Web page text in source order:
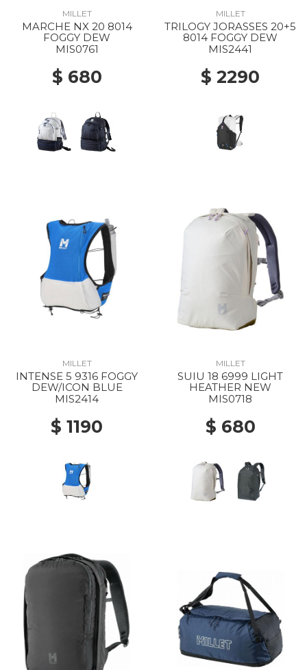
MILLET
MARCHE NX 20 8014
FOGGY DEW
MIS0761
$ 680
MILLET
TRILOGY JORASSES 20+5
8014 FOGGY DEW
MIS2441
$ 2290
MILLET
INTENSE 5 9316 FOGGY
DEW/ICON BLUE
MIS2414
$ 1190
MILLET
SUIU 18 6999 LIGHT
HEATHER NEW
MIS0718
$ 680